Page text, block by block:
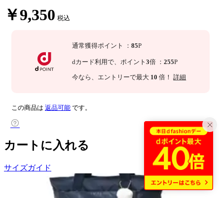
￥9,350 税込
通常獲得ポイント ：85P
dカード利用で、ポイント3倍 ：255P
今なら 、エントリーで最大 10 倍！詳細
この商品は 返品可能 です。
カートに入れる
サイズガイド